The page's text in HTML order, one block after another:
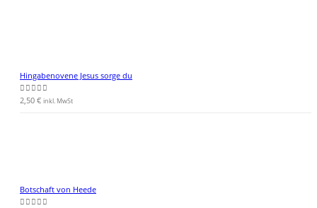
Hingabenovene Jesus sorge du
0 von 5
2,50 € inkl. MwSt
Botschaft von Heede